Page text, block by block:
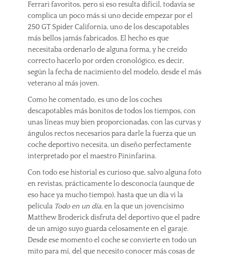
Ferrari favoritos, pero si eso resulta difícil, todavía se
complica un poco más si uno decide empezar por el
250 GT Spider California, uno de los descapotables
más bellos jamás fabricados. El hecho es que
necesitaba ordenarlo de alguna forma, y he creído
correcto hacerlo por orden cronológico, es decir,
según la fecha de nacimiento del modelo, desde el más
veterano al más joven.
Como he comentado, es uno de los coches
descapotables más bonitos de todos los tiempos, con
unas líneas muy bien proporcionadas, con las curvas y
ángulos rectos necesarios para darle la fuerza que un
coche deportivo necesita, un diseño perfectamente
interpretado por el maestro Pininfarina.
Con todo ese historial es curioso que, salvo alguna foto
en revistas, prácticamente lo desconocía (aunque de
eso hace ya mucho tiempo), hasta que un día vi la
película Todo en un día, en la que un jovencísimo
Matthew Broderick disfruta del deportivo que el padre
de un amigo suyo guarda celosamente en el garaje.
Desde ese momento el coche se convierte en todo un
mito para mí, del que necesito conocer más cosas de